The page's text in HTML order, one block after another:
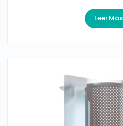
Leer Más